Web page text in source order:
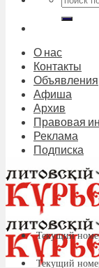
О нас
Контакты
Объявления
Афиша
Архив
Правовая
Реклама
Подписка
Текущий
Текущий